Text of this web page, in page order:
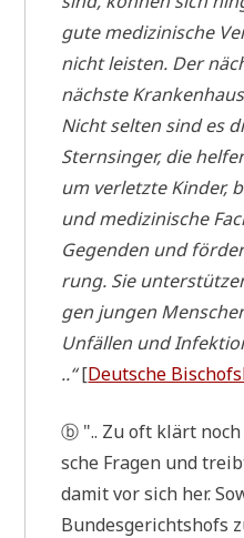
gute medi­zi­ni­sche
nicht lei­sten. Der
näch­ste
Nicht sel­ten sind es
Stern­sin­ger, die
um ver­letz­te Kin­der,
und medi­zi­ni­sche
Gegen­den und
rung. Sie
gen jun­gen
Unfäl­len und
..“[Deut­sche
ⓑ ".. Zu oft klärt
sche Fra­gen und
damit vor sich her.
Bun­des­ge­richts­hofs